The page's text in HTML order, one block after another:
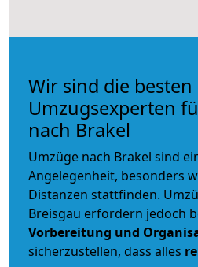
Wir sind die besten
Umzugsexperten
nach Brakel
Umzüge nach Brakel sind
Angelegenheit, besonders
Distanzen stattfinden.
Breisgau erfordern jedoch
Vorbereitung und
sicherzustellen, dass alles